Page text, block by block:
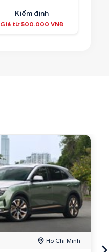
Kiểm định
Giá từ 500.000 VNĐ
Hồ Chí Minh